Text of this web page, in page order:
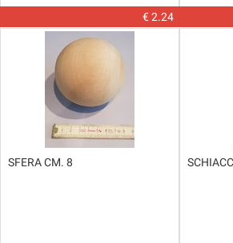
€ 2.24
SFERA CM. 8